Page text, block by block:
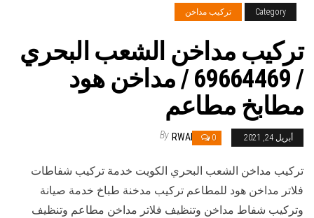
Category تركيب مداخن
تركيب مداخن الشعب البحري
/ 69664469 / مداخن هود
مطابخ مطاعم
أبريل 24, 2021 0
By RWAN
تركيب مداخن الشعب البحري الكويت خدمة تركيب شفاطات
فلاتر مداخن هود للمطاعم تركيب مدخنة طباخ خدمة صيانة
وتركيب شفاط مداخن وتنظيف فلاتر مداخن مطاعم وتنظيف